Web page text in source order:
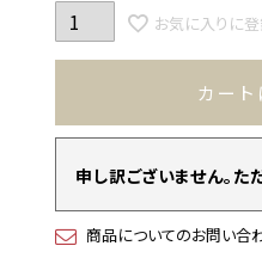
お気に入りに
カート
申し訳ございません。た
商品についてのお問い合